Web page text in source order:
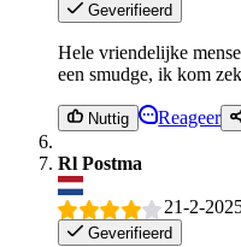
Geverifieerd
Hele vriendelijke
een smudge, ik kom
Nuttig Reageer
Rl Postma
21-2-
Geverifieerd